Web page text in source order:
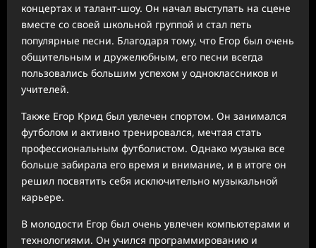
концертах и талант-шоу. Он начал выступать на сцене
вместе со своей школьной группой и стал петь
популярные песни. Благодаря тому, что Егор был очень
общительным и дружелюбным, его песни всегда
пользовались большим успехом у одноклассников и
учителей.
Также Егор Крид был увлечен спортом. Он занимался
футболом и активно тренировался, мечтая стать
профессиональным футболистом. Однако музыка все
больше забирала его время и внимание, и в итоге он
решил посвятить себя исключительно музыкальной
карьере.
В молодости Егор был очень увлечен компьютерами и
технологиями. Он учился программированию и